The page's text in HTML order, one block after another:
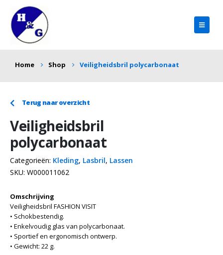
Home Shop Veiligheidsbril polycarbonaat
Terug naar overzicht
Veiligheidsbril
polycarbonaat
SKU: W000011062
Categorieën: Kleding, Lasbril, Lassen
Omschrijving
Veiligheidsbril FASHION VISIT
• Schokbestendig.
• Enkelvoudig glas van polycarbonaat.
• Sportief en ergonomisch ontwerp.
• Gewicht: 22 g.